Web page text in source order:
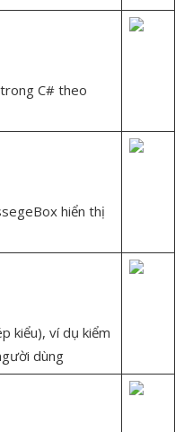
C# theo
hiển thị
kiểu), ví dụ kiểm
dùng